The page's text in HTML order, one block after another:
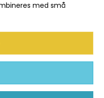
med små